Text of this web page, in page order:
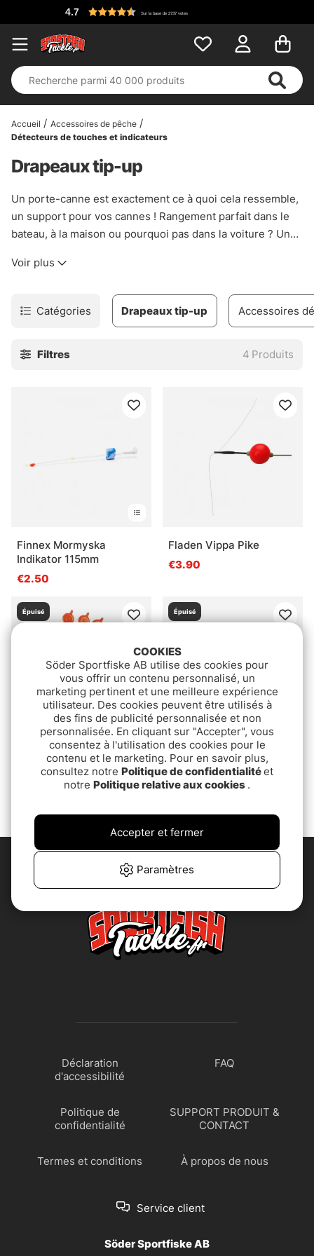
4.7 Sur la base de 2737 votes
Accueil
Accessoires de pêche
Détecteurs de touches et indicateurs
Drapeaux tip-up
Un porte-canne est exactement ce à quoi cela ressemble,
un support pour vos cannes ! Rangement parfait dans le
bateau, à la maison ou pourquoi pas dans la voiture ? Un
ordre.
Voir plus
Catégories Accessoires
Drapeaux tip-up
Filtres 4 Produits
Finnex Mormyska
Indikator 115mm
€2.50
Fladen Vippa Pike
€3.90
Épuisé
IFISH Feather (3-pack)
€4.30
Épuisé
Wiggler Ice Tip Up
€6.90
Déclaration
d'accessibilité
FAQ
Politique de
confidentialité
SUPPORT PRODUIT &
CONTACT
Termes et conditions À propos de nous
Service client
Söder Sportfiske AB
COOKIES
Söder Sportfiske AB utilise des cookies pour
vous offrir un contenu personnalisé, un
marketing pertinent et une meilleure expérience
utilisateur. Des cookies peuvent être utilisés à
des fins de publicité personnalisée et non
personnalisée. En cliquant sur "Accepter", vous
consentez à l'utilisation des cookies pour le
contenu et le marketing. Pour en savoir plus,
consultez notre Politique de confidentialitéet
notre Politique relative aux cookies .
Paramètres
Accepter et fermer